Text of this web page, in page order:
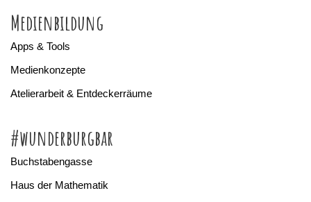
Medienbildung
Apps & Tools
Medienkonzepte
Atelierarbeit & Entdeckerräume
#wunderburgbar
Buchstabengasse
Haus der Mathematik